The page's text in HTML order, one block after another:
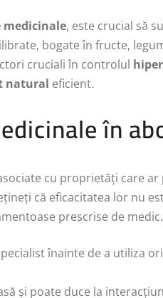
medicinale, este crucial să
bogate în fructe,
cruciali în controlul
natural eficient.
în
cu proprietăți care
că eficacitatea lor nu
prescrise de medic.
înainte de a utiliza
și poate duce la